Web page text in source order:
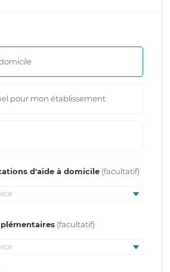
pour mon établissement
d'aide à domicile